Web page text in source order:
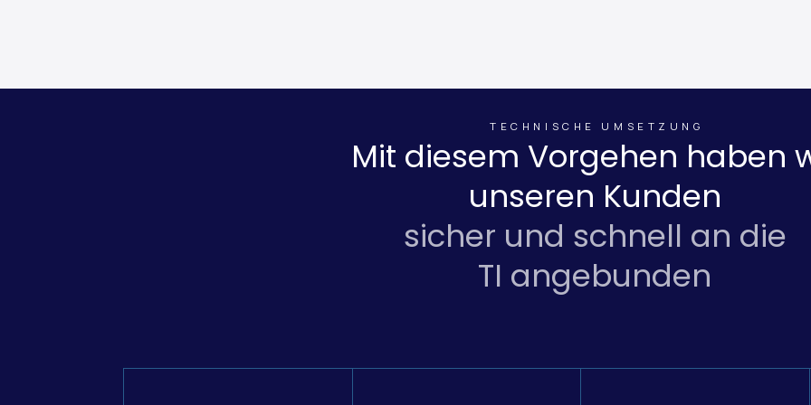
TECHNISCHE UMSETZUNG
Mit diesem Vorgehen haben
unseren Kunden
sicher und schnell an die
TI angebunden